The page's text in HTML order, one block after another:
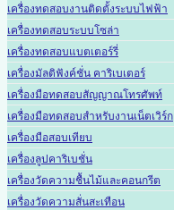
เครื่องทดสอบงานติดตั้งระบบไฟฟ้า
เครื่องทดสอบระบบโซล่า
เครื่องทดสอบแบตเตอร์รี่
เครื่องมัลติฟังค์ชั่น คาริเบเตอร์
เครื่องมือทดสอบสัญญาณโทรศัพท์
เครื่องมือทดสอบสำหรับงานเน็ตเวิร์ก
เครื่องมือสอบเทียบ
เครื่องลูปคาริเบชั่น
เครื่องวัดความชื้นไม้และคอนกรีต
เครื่องวัดความสั่นสะเทือน